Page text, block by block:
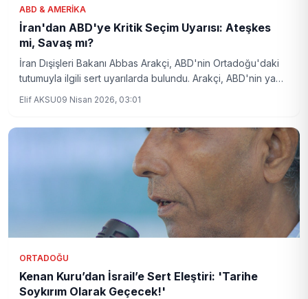
ABD & AMERIKA
İran'dan ABD'ye Kritik Seçim Uyarısı: Ateşkes
mi, Savaş mı?
İran Dışişleri Bakanı Abbas Arakçi, ABD'nin Ortadoğu'daki
tutumuyla ilgili sert uyarılarda bulundu. Arakçi, ABD'nin ya
Elif AKSU09 Nisan 2026, 03:01
ORTADOĞU
Kenan Kuru’dan İsrail’e Sert Eleştiri: 'Tarihe
Soykırım Olarak Geçecek!'